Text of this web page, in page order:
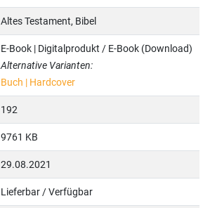
Altes Testament, Bibel
E-Book | Digitalprodukt / E-Book (Download)
Alternative Varianten:
Buch | Hardcover
192
9761 KB
29.08.2021
Lieferbar / Verfügbar